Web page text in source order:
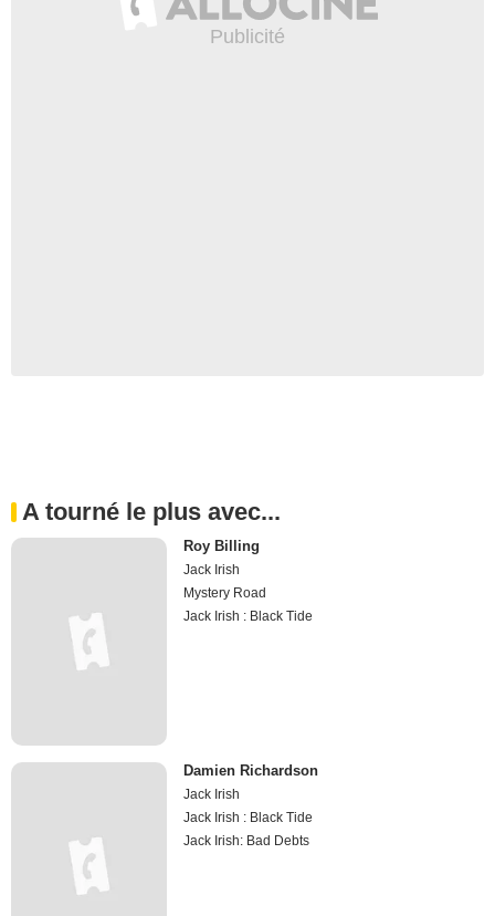
A tourné le plus avec...
Roy Billing
Jack Irish
Mystery Road
Jack Irish : Black Tide
Damien Richardson
Jack Irish
Jack Irish : Black Tide
Jack Irish: Bad Debts